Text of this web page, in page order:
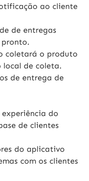
ao cliente
de entregas
pronto.
coletará o produto
local de coleta.
de entrega de
do
de clientes
do aplicativo
com os clientes